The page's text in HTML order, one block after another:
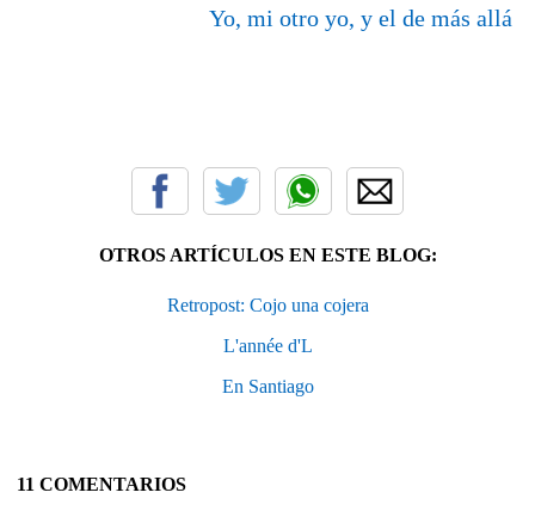
Yo, mi otro yo, y el de más allá
OTROS ARTÍCULOS EN ESTE BLOG:
Retropost: Cojo una cojera
L'année d'L
En Santiago
11 COMENTARIOS